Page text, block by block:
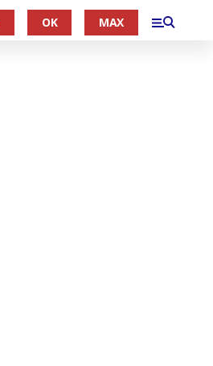
OK MAX